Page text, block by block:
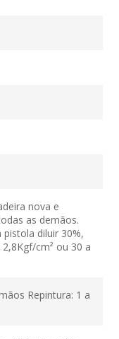
nova e
as demãos.
diluir 30%,
cm² ou 30 a
Repintura: 1 a